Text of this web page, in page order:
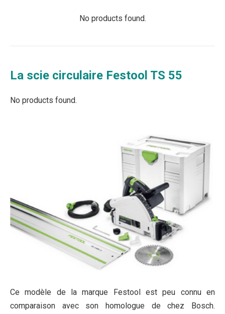
No products found.
La scie circulaire Festool TS 55
No products found.
Ce modèle de la marque Festool est peu connu en
comparaison avec son homologue de chez Bosch.